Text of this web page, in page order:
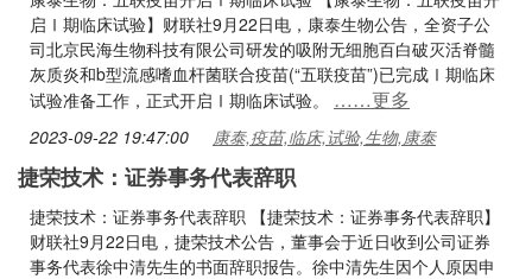
启Ⅰ期临床试验】财联社9月22日电，康泰生物公告，全资子公
司北京民海生物科技有限公司研发的吸附无细胞百白破灭活脊髓
灰质炎和b型流感嗜血杆菌联合疫苗(“五联疫苗”)已完成Ⅰ期临床
试验准备工作，正式开启Ⅰ期临床试验。 ……更多
2023-09-22 19:47:00 康泰,疫苗,临床,试验,生物,康泰
捷荣技术：证券事务代表辞职
捷荣技术：证券事务代表辞职 【捷荣技术：证券事务代表辞职】
财联社9月22日电，捷荣技术公告，董事会于近日收到公司证券
事务代表徐中清先生的书面辞职报告。徐中清先生因个人原因申